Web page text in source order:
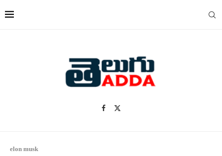
elon musk